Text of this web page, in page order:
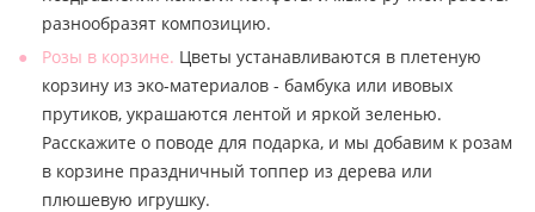
разнообразят композицию.
Розы в корзине. Цветы устанавливаются в плетеную
корзину из эко-материалов - бамбука или ивовых
прутиков, украшаются лентой и яркой зеленью.
Расскажите о поводе для подарка, и мы добавим к розам
в корзине праздничный топпер из дерева или
плюшевую игрушку.